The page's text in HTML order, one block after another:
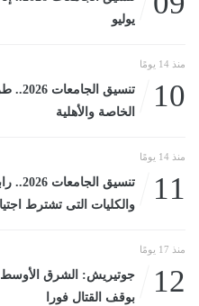
يوليو
منذ 14 يومًا
10
الخاصة والأهلية
منذ 14 يومًا
11
تنسيق
والكليات التى تشترط
منذ 17 يومًا
12
جوتيريش: الشرق
بوقف القتال فورا